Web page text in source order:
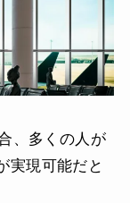
、多くの人が
実現可能だと